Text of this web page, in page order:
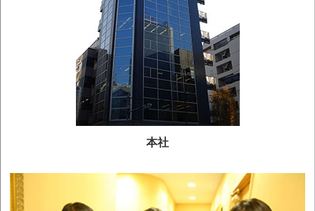
本社